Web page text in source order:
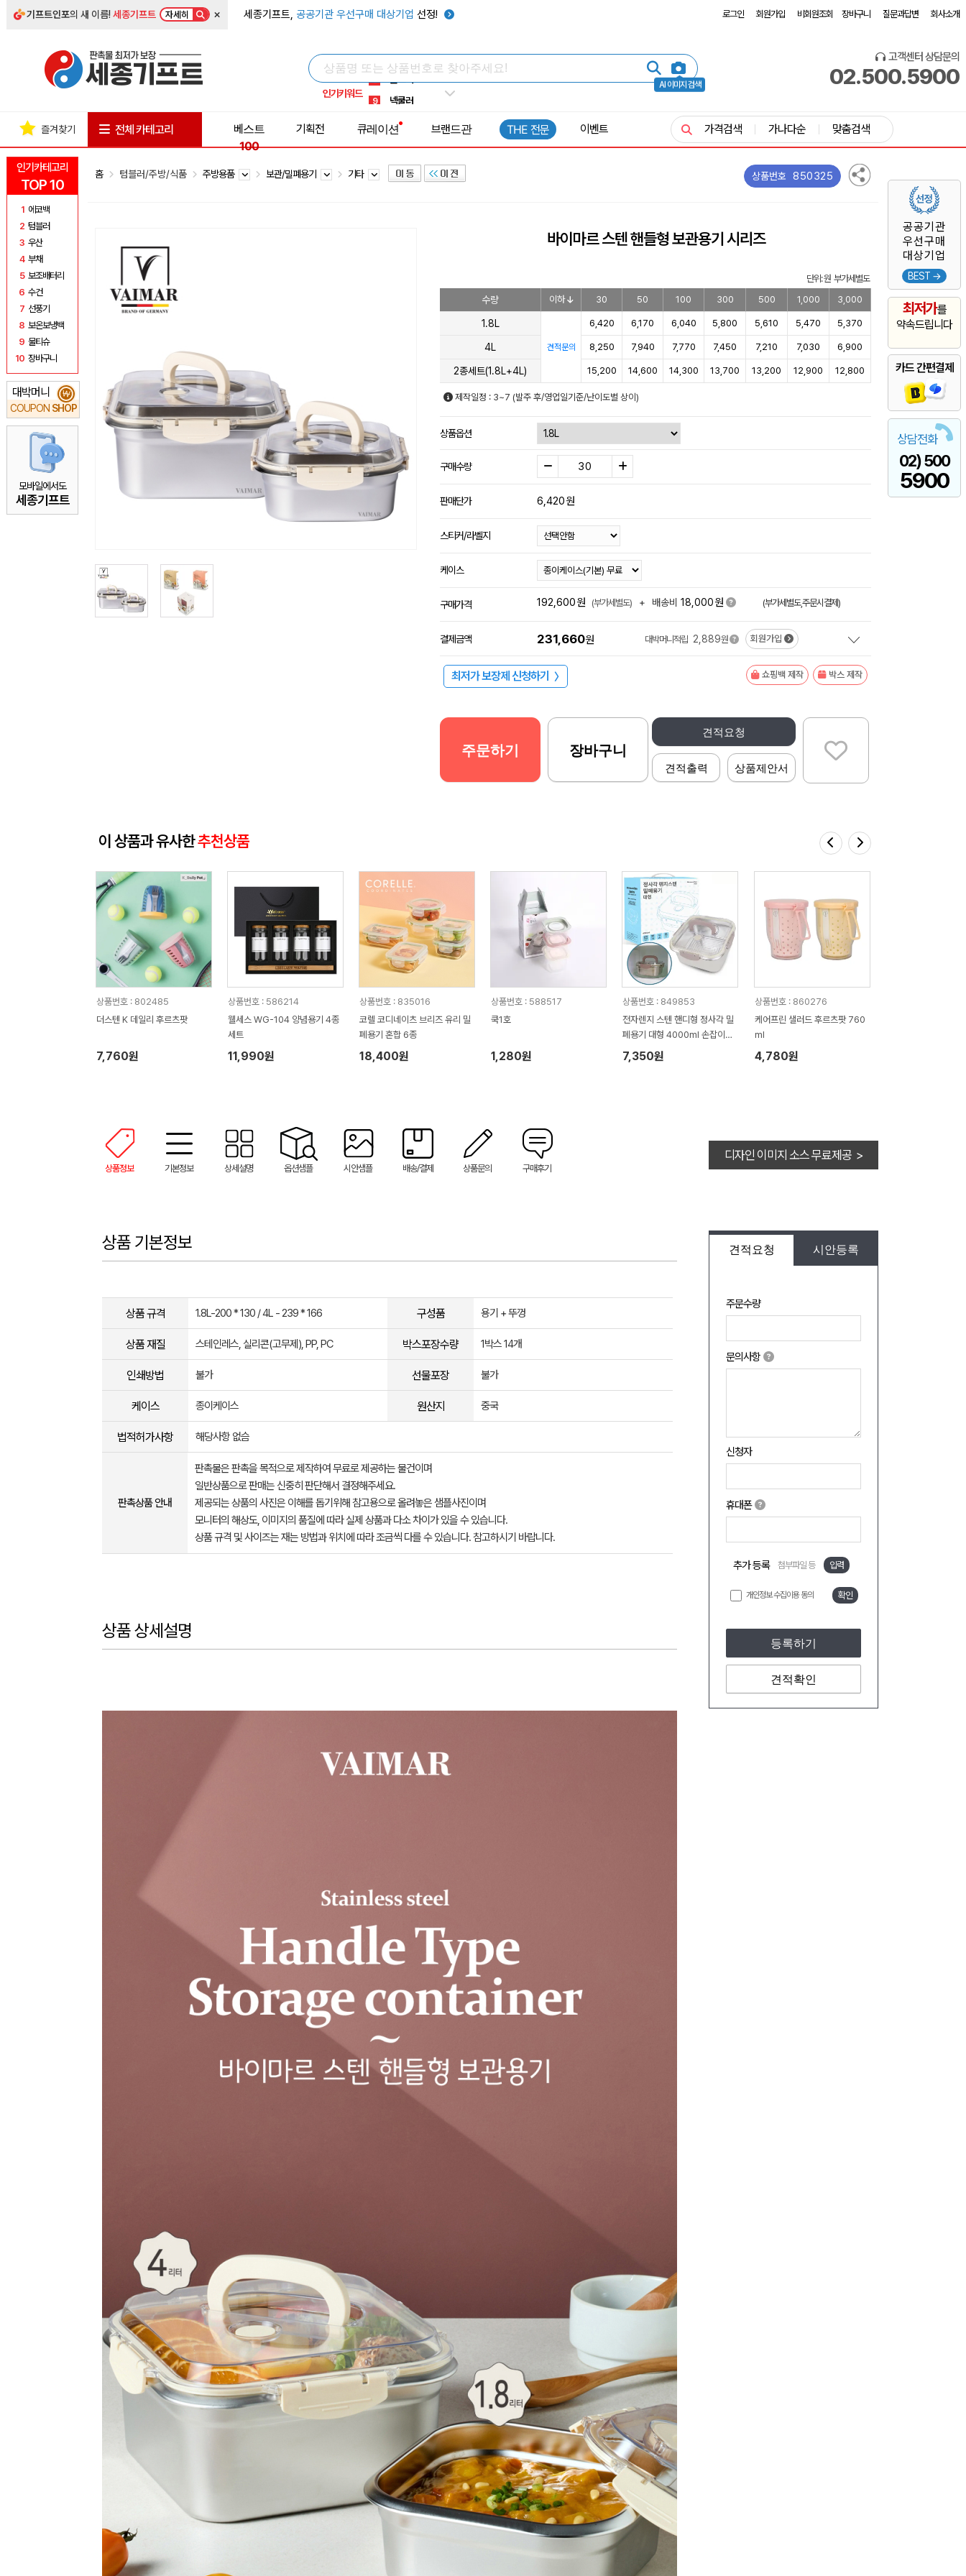
기프트인포의 새 이름!세종기프트 자세히 × 세종기프트, 공공기관 우선구매 대상기업 선정! 로그인 회원가입 비회원조회 장바구니 질문과답변 회사소개
AI 이미지 검색
인기키워드
5 키캡
8 쿨토시
9 넥쿨러
1 선풍기
고객센터 상담문의
02.500.5900
인기카테고리
TOP 10
1 에코백
2 텀블러
3 우산
4 부채
5 보조배터리
6 수건
7 선풍기
8 보온보냉백
9 물티슈
10 장바구니
대박머니
COUPON SHOP
₩
모바일에서도
세종기프트
공공기관
우선구매
대상기업
BEST →
최저가를
약속드립니다
카드 간편결제
상담전화
02) 500
5900
즐겨찾기 전체 카테고리
베스트
100
기획전 큐레이션 브랜드관 THE 전문 이벤트 가격검색 가나다순 맞춤검색
홈 텀블러/주방/식품 주방용품 보관/밀폐용기 기타 상품번호 850325
바이마르 스텐 핸들형 보관용기 시리즈
단위: 원 부가세별도
수량 이하 30 50 100 300 500 1,000 3,000
1.8L
견적문의
6,420 6,170 6,040 5,800 5,610 5,470 5,370
4L 8,250 7,940 7,770 7,450 7,210 7,030 6,900
2종세트(1.8L+4L) 15,200 14,600 14,300 13,700 13,200 12,900 12,800
제작일정 : 3~7 (발주 후/영업일기준/난이도별 상이)
상품옵션
구매수량
판매단가 6,420원
스티커/라벨지
케이스
구매가격 192,600원 (부가세별도) + 배송비 18,000원 (부가세별도,주문시결제)
결제금액 231,660원 대박머니적립 2,889원 회원가입
최저가 보장제 신청하기 〉 쇼핑백 제작 박스 제작
견적요청
견적출력 상품제안서
주문하기 장바구니
이 상품과 유사한추천상품
상품번호 : 802485
더스텐 K 데일리 후르츠팟
7,760원
상품번호 : 586214
웰세스 WG-104 양념용기 4종
세트
11,990원
상품번호 : 835016
코렐 코디네이츠 브리즈 유리 밀
폐용기 혼합 6종
18,400원
상품번호 : 588517
쿡1호
1,280원
상품번호 : 849853
전자렌지 스텐 핸디형 정사각 밀
폐용기 대형 4000ml 손잡이케
이스포함
7,350원
상품번호 : 860276
케어프린 샐러드 후르츠팟 760
ml
4,780원
상품정보 기본정보 상세설명 옵션샘플 시안샘플 배송/결제 상품문의 구매후기
디자인 이미지 소스 무료제공 >
견적요청 시안등록
주문수량
문의사항
신청자
휴대폰
추가 등록 첨부파일 등 입력
개인정보 수집이용 동의 확인
등록하기
견적확인
상품 기본정보
상품 규격 1.8L-200 * 130 / 4L - 239 * 166 구성품 용기 + 뚜껑
상품 재질 스테인레스, 실리콘(고무제), PP, PC 박스포장수량 1박스 14개
인쇄방법 불가 선물포장 불가
케이스 종이케이스 원산지 중국
법적허가사항 해당사항 없슴
판촉상품 안내
판촉물은 판촉을 목적으로 제작하여 무료로 제공하는 물건이며
일반상품으로 판매는 신중히 판단해서 결정해주세요.
제공되는 상품의 사진은 이해를 돕기위해 참고용으로 올려놓은 샘플사진이며
모니터의 해상도, 이미지의 품질에 따라 실제 상품과 다소 차이가 있을 수 있습니다.
상품 규격 및 사이즈는 재는 방법과 위치에 따라 조금씩 다를 수 있습니다. 참고하시기 바랍니다.
상품 상세설명